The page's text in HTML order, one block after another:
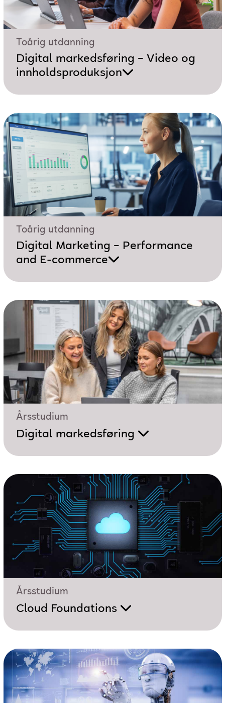
Toårig utdanning
Digital markedsføring – Video og
innholdsproduksjon
Toårig utdanning
Digital Marketing – Performance
and E-commerce
Årsstudium
Digital markedsføring
Årsstudium
Cloud Foundations